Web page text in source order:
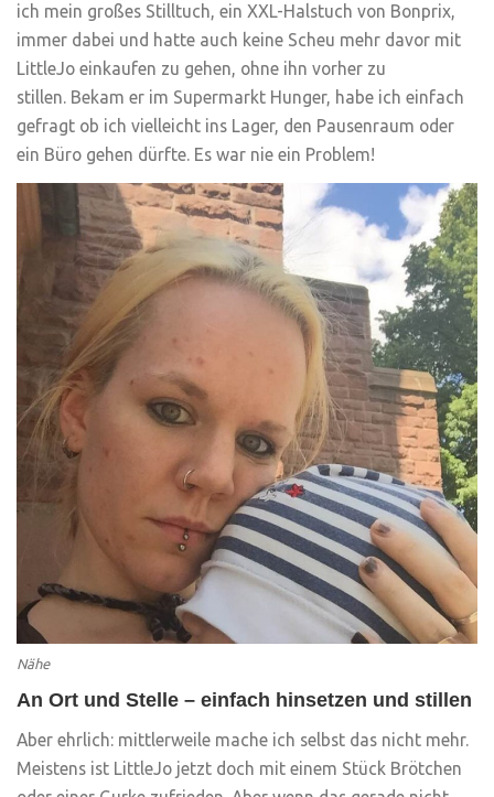
ich mein großes Stilltuch, ein XXL-Halstuch von Bonprix,
immer dabei und hatte auch keine Scheu mehr davor mit
LittleJo einkaufen zu gehen, ohne ihn vorher zu
stillen. Bekam er im Supermarkt Hunger, habe ich einfach
gefragt ob ich vielleicht ins Lager, den Pausenraum oder
ein Büro gehen dürfte. Es war nie ein Problem!
Nähe
An Ort und Stelle – einfach hinsetzen und stillen
Aber ehrlich: mittlerweile mache ich selbst das nicht mehr.
Meistens ist LittleJo jetzt doch mit einem Stück Brötchen